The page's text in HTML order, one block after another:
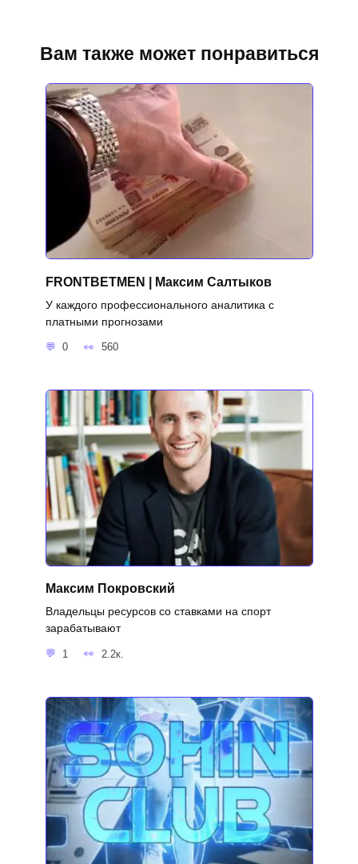
Вам также может понравиться
FRONTBETMEN | Максим Салтыков
У каждого профессионального аналитика с
платными прогнозами
0 560
Максим Покровский
Владельцы ресурсов со ставками на спорт
зарабатывают
1 2.2к.